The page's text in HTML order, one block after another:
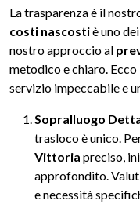
La trasparenza è il
costi nascostiè uno
nostro approccio al
metodico e chiaro.
servizio impeccabile e
Sopralluogo
trasloco è unico.
Vittoria preciso,
approfondito.
e necessità